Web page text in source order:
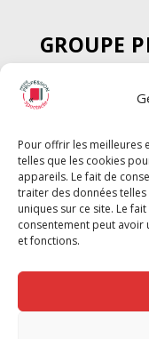
Pour offrir les meilleures
telles que les cookies
appareils. Le fait de
traiter des données
uniques sur ce site. Le
consentement peut avoir
et fonctions.
GROUPE
Chèque
Chèque
Chèque
G-Pods
Profession